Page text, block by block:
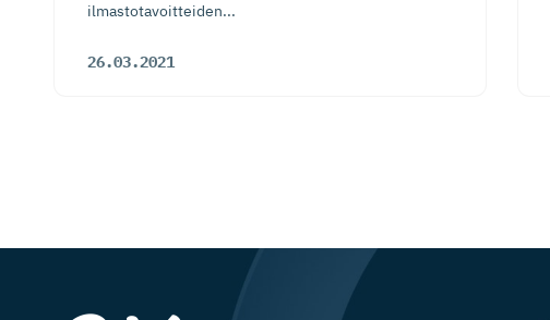
ilmastotavoitteiden...
26.03.2021